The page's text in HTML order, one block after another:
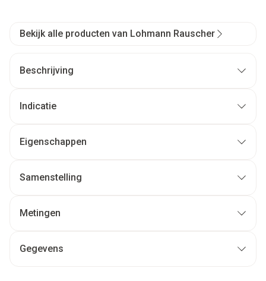
Bekijk alle producten van Lohmann Rauscher
Beschrijving
Indicatie
Eigenschappen
Samenstelling
Metingen
Gegevens